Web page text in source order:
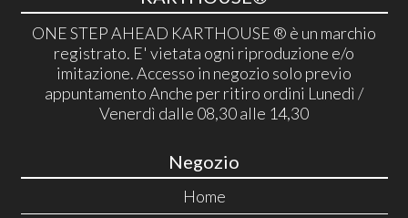
ONE STEP AHEAD KARTHOUSE ® è un marchio
registrato. E' vietata ogni riproduzione e/o
imitazione. Accesso in negozio solo previo
appuntamento Anche per ritiro ordini Lunedì /
Venerdì dalle 08,30 alle 14,30
Negozio
Home